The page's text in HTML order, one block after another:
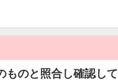
ものと照合し確認して